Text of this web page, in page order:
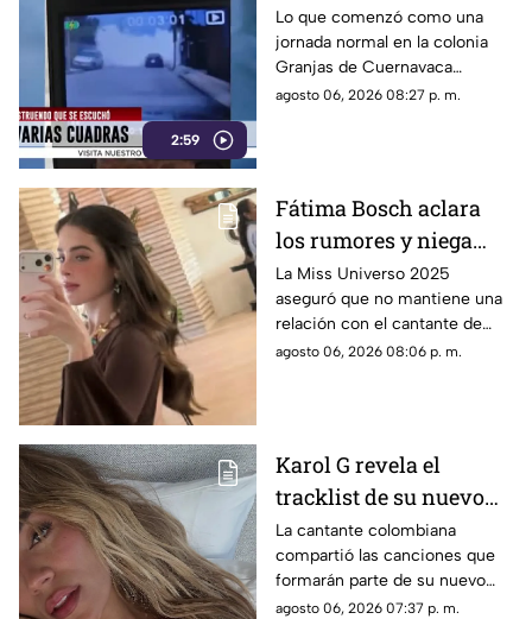
2:59
colonia Las Granjas
Lo que comenzó como una
jornada normal en la colonia
Granjas de Cuernavaca
terminó en una movilización
agosto 06, 2026 08:27 p. m.
Fátima Bosch aclara
los rumores y niega
tener un romance con
Natanael Cano
La Miss Universo 2025
aseguró que no mantiene una
relación con el cantante de
corridos tumbados.
agosto 06, 2026 08:06 p. m.
Karol G revela el
tracklist de su nuevo
álbum antes de su
lanzamiento; esta es la
lista completa
La cantante colombiana
compartió las canciones que
formarán parte de su nuevo
material de estudio,
agosto 06, 2026 07:37 p. m.